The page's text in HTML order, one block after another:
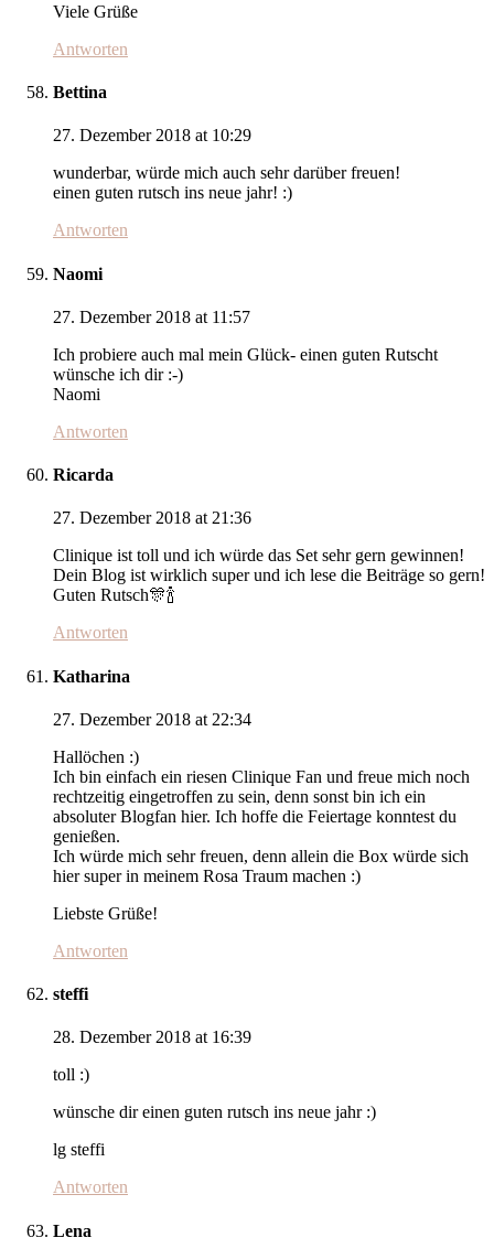
Viele Grüße
Antworten
Bettina
27. Dezember 2018 at 10:29
wunderbar, würde mich auch sehr darüber freuen!
einen guten rutsch ins neue jahr! :)
Antworten
Naomi
27. Dezember 2018 at 11:57
Ich probiere auch mal mein Glück- einen guten Rutscht
wünsche ich dir :-)
Naomi
Antworten
Ricarda
27. Dezember 2018 at 21:36
Clinique ist toll und ich würde das Set sehr gern gewinnen!
Dein Blog ist wirklich super und ich lese die Beiträge so gern!
Guten Rutsch🎊🍾
Antworten
Katharina
27. Dezember 2018 at 22:34
Hallöchen :)
Ich bin einfach ein riesen Clinique Fan und freue mich noch
rechtzeitig eingetroffen zu sein, denn sonst bin ich ein
absoluter Blogfan hier. Ich hoffe die Feiertage konntest du
genießen.
Ich würde mich sehr freuen, denn allein die Box würde sich
hier super in meinem Rosa Traum machen :)
Liebste Grüße!
Antworten
steffi
28. Dezember 2018 at 16:39
toll :)
wünsche dir einen guten rutsch ins neue jahr :)
lg steffi
Antworten
Lena